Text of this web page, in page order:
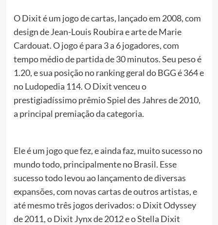
O Dixit é um jogo de cartas, lançado em 2008, com
design de Jean-Louis Roubira e arte de Marie
Cardouat. O jogo é para 3 a 6 jogadores, com
tempo médio de partida de 30 minutos. Seu peso é
1.20, e sua posição no ranking geral do BGG é 364 e
no Ludopedia 114. O Dixit venceu o
prestigiadíssimo prêmio Spiel des Jahres de 2010,
a principal premiação da categoria.
Ele é um jogo que fez, e ainda faz, muito sucesso no
mundo todo, principalmente no Brasil. Esse
sucesso todo levou ao lançamento de diversas
expansões, com novas cartas de outros artistas, e
até mesmo três jogos derivados: o Dixit Odyssey
de 2011, o Dixit Jynx de 2012 e o Stella Dixit